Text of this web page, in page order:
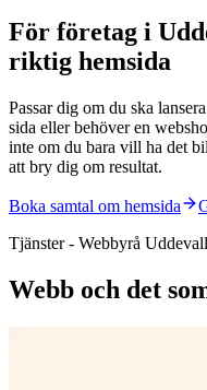
För företag i
riktig hemsida
Passar dig om du ska
sida eller behöver en
inte om du bara vill ha det
att bry dig om resultat.
Boka samtal om hemsida
Tjänster - Webbyrå
Webb och det